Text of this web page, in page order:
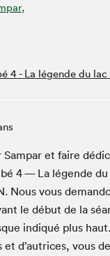
4 - La légende du lac
et faire
4— La légende du
. Nous vous
le début de la
indiqué plus
et d’autrices, vous